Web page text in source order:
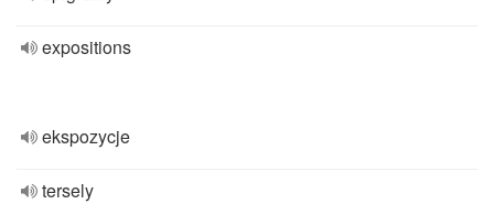
expositions
ekspozycje
tersely